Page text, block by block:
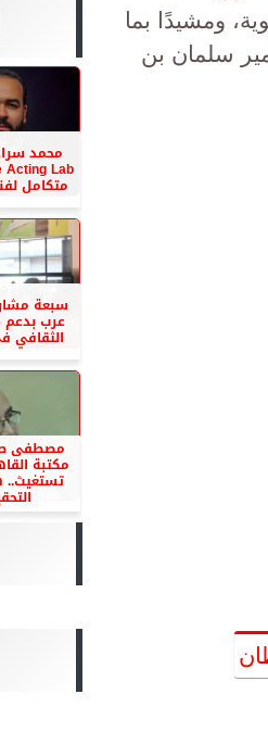
ومشيدًا بما
سلمان بن
محمد
متكامل
سبعة
عرب بدعم
الثقافي
مصطفى
مكتبة